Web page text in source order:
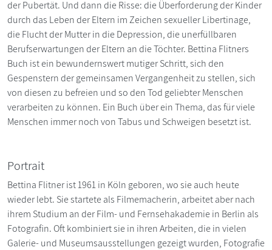
der Pubertät. Und dann die Risse: die Überforderung der Kinder
durch das Leben der Eltern im Zeichen sexueller Libertinage,
die Flucht der Mutter in die Depression, die unerfüllbaren
Berufserwartungen der Eltern an die Töchter. Bettina Flitners
Buch ist ein bewundernswert mutiger Schritt, sich den
Gespenstern der gemeinsamen Vergangenheit zu stellen, sich
von diesen zu befreien und so den Tod geliebter Menschen
verarbeiten zu können. Ein Buch über ein Thema, das für viele
Menschen immer noch von Tabus und Schweigen besetzt ist.
Portrait
Bettina Flitner ist 1961 in Köln geboren, wo sie auch heute
wieder lebt. Sie startete als Filmemacherin, arbeitet aber nach
ihrem Studium an der Film- und Fernsehakademie in Berlin als
Fotografin. Oft kombiniert sie in ihren Arbeiten, die in vielen
Galerie- und Museumsausstellungen gezeigt wurden, Fotografie